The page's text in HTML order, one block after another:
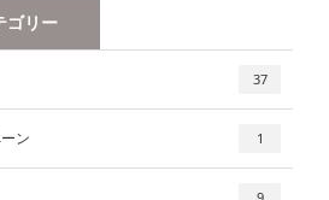
ゴリー
37
ン 1